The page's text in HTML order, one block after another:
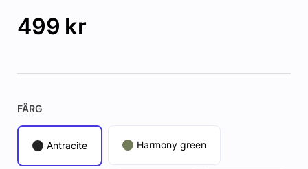
499 kr
FÄRG
Antracite Harmony green